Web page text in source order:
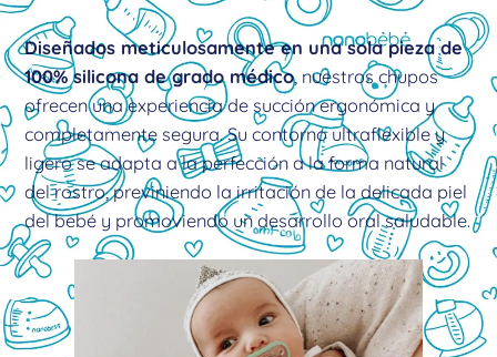
Diseñados meticulosamente en una sola pieza de
100% silicona de grado médico, nuestros chupos
ofrecen una experiencia de succión ergonómica y
completamente segura. Su contorno ultraflexible y
ligero se adapta a la perfección a la forma natural
del rostro, previniendo la irritación de la delicada piel
del bebé y promoviendo un desarrollo oral saludable.